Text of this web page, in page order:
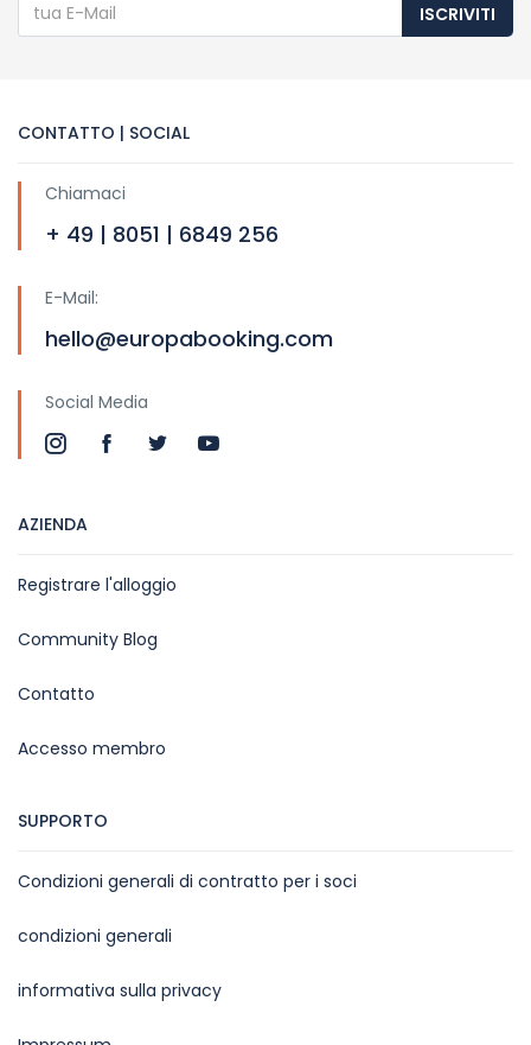
ISCRIVITI
CONTATTO | SOCIAL
Chiamaci
+ 49 | 8051 | 6849 256
E-Mail:
hello@europabooking.com
Social Media
AZIENDA
Registrare l'alloggio
Community Blog
Contatto
Accesso membro
SUPPORTO
Condizioni generali di contratto per i soci
condizioni generali
informativa sulla privacy